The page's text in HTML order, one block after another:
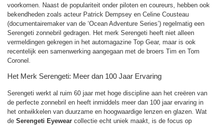
voorkomen. Naast de populariteit onder piloten en coureurs, hebben ook
bekendheden zoals acteur Patrick Dempsey en Celine Cousteau
(documentairemaker van de ‘Ocean Adventure Series’) regelmatig een
Serengeti zonnebril gedragen. Het merk Serengeti heeft niet alleen
vermeldingen gekregen in het automagazine Top Gear, maar is ook
recentelijk een samenwerking aangegaan met de broers Tim en Tom
Coronel.
Het Merk Serengeti: Meer dan 100 Jaar Ervaring
Serengeti werkt al ruim 60 jaar met hoge discipline aan het creëren van
de perfecte zonnebril en heeft inmiddels meer dan 100 jaar ervaring in
het ontwikkelen van duurzame en hoogwaardige lenzen en glazen. Wat
de Serengeti Eyewear collectie echt uniek maakt, is de focus op